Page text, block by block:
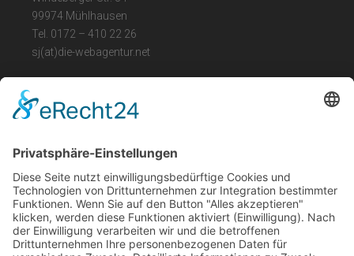
99974 Mühlhausen
Tel. 0172 – 410 22 26
sj(at)die-webagentur.net
LEGAL
Impressum
Datenschutz
Barrierefreiheit